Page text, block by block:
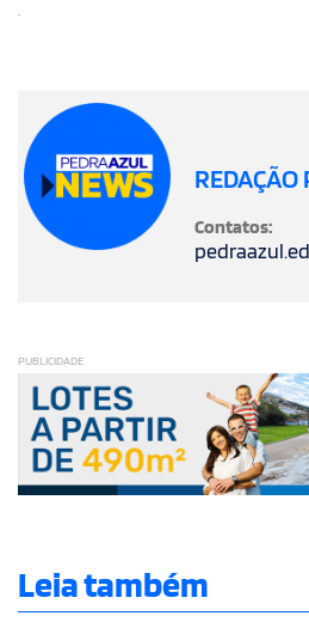
.
REDAÇÃO
Contatos:
PUBLICIDADE
Leia também